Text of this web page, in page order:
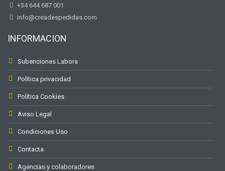
+34 644 687 001
info@creadespedidas.com
INFORMACION
Subenciones Labora
Política privacidad
Política Cookies
Aviso Legal
Condiciones Uso
Contacta
Agencias y colaboradores